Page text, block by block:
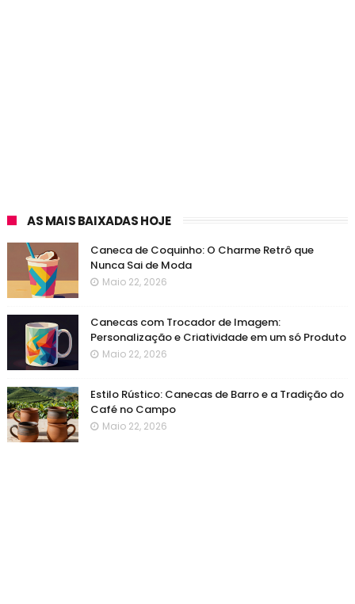
AS MAIS BAIXADAS HOJE
Caneca de Coquinho: O Charme Retrô que
Nunca Sai de Moda
Maio 22, 2026
Canecas com Trocador de Imagem:
Personalização e Criatividade em um só Produto
Maio 22, 2026
Estilo Rústico: Canecas de Barro e a Tradição do
Café no Campo
Maio 22, 2026